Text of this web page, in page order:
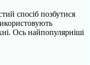
спосіб позбутися
Ось найпопулярніші